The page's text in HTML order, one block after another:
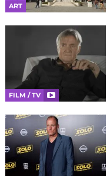
ART
FILM / TV